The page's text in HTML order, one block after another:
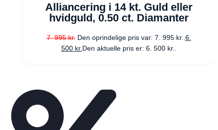
Alliancering i 14 kt. Guld eller
hvidguld, 0.50 ct. Diamanter
7. 995kr. Den oprindelige pris var: 7. 995 kr.. 6.
500 kr. Den aktuelle pris er: 6. 500 kr..